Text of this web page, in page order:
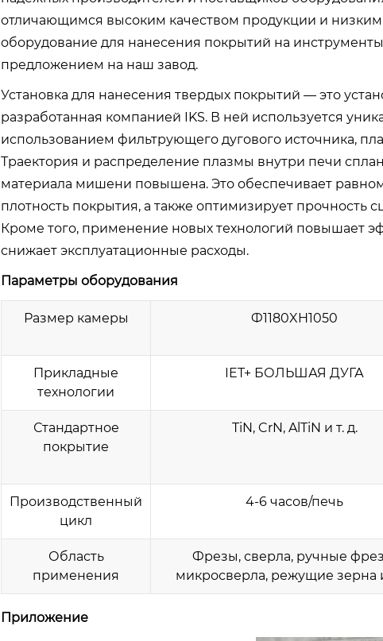
отличающимся высоким качеством продукции и
оборудование для нанесения покрытий на
предложением на наш завод.
Установка для нанесения твердых покрытий — это
разработанная компанией IKS. В ней используется
использованием фильтрующего дугового источника,
Траектория и распределение плазмы внутри печи
материала мишени повышена. Это обеспечивает
плотность покрытия, а также оптимизирует прочность
Кроме того, применение новых технологий повышает
снижает эксплуатационные расходы.
Параметры оборудования
Размер камеры Ф1180XH1050
Прикладные
технологии
IET+ БОЛЬШАЯ ДУГА
Стандартное
покрытие
TiN, CrN, AlTiN и т. д.
Производственный
цикл
4-6 часов/печь
Область
применения
Фрезы, сверла, ручные
микросверла, режущие зерна
Приложение